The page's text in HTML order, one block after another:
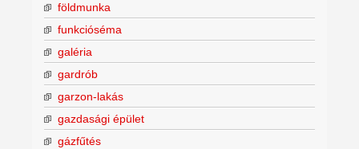
földmunka
funkcióséma
galéria
gardrób
garzon-lakás
gazdasági épület
gázfűtés